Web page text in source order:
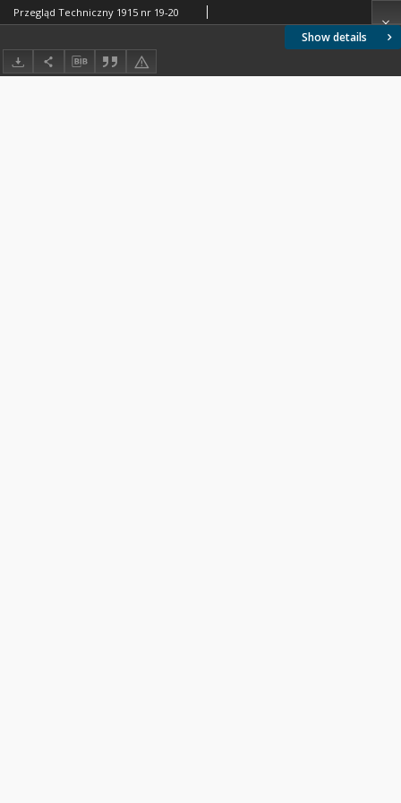
Show details
Przegląd Techniczny 1915 nr 19-20